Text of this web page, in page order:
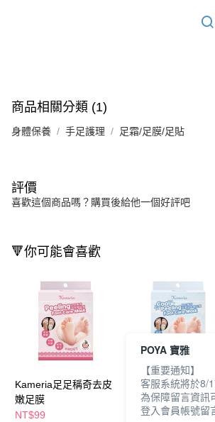
商品相關分類 (1)
身體保養 手足護理 足霜/足膜/足貼
評價
喜歡這個商品嗎？購買後給他一個好評吧
🔻你可能會喜歡
Kameria足足稱奇去皮
嫩足膜
NT$99
Kameria足足稱奇
去皮嫩足膜
NT$99
POYA 寶雅
【重要通知】
客服系統將於8/
為保障留言資訊
登入會員帳號留